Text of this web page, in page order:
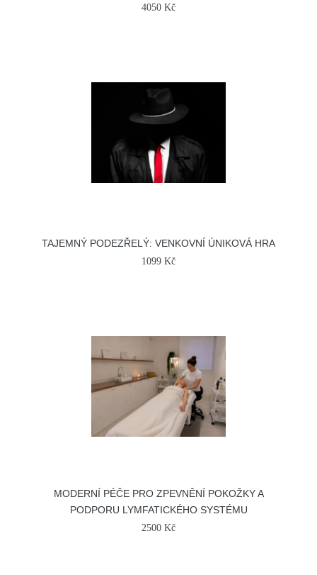
4050 Kč
TAJEMNÝ PODEZŘELÝ: VENKOVNÍ ÚNIKOVÁ HRA
1099 Kč
MODERNÍ PÉČE PRO ZPEVNĚNÍ POKOŽKY A
PODPORU LYMFATICKÉHO SYSTÉMU
2500 Kč